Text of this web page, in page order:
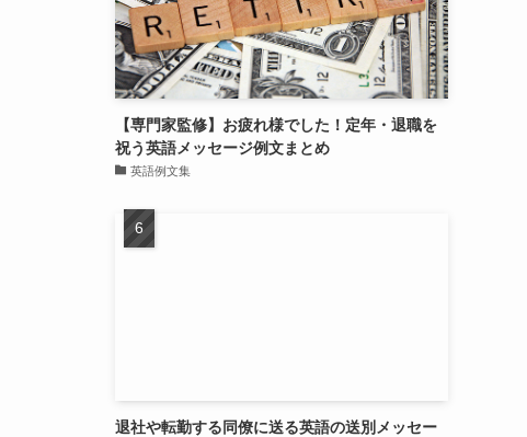
【専門家監修】お疲れ様でした！定年・退職を
祝う英語メッセージ例文まとめ
英語例文集
退社や転勤する同僚に送る英語の送別メッセー